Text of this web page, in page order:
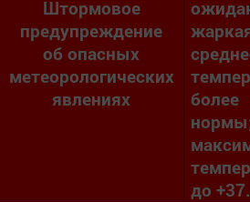
Штормовое
предупреждение
об опасных
метеорологических
явлениях
до